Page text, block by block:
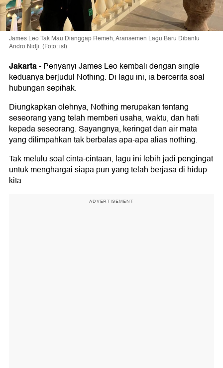
James Leo Tak Mau Dianggap Remeh, Aransemen Lagu Baru Dibantu
Andro Nidji. (Foto: ist)
Jakarta-Penyanyi James Leo kembali dengan single
keduanya berjudul Nothing. Di lagu ini, ia bercerita soal
hubungan sepihak.
Diungkapkan olehnya, Nothing merupakan tentang
seseorang yang telah memberi usaha, waktu, dan hati
kepada seseorang. Sayangnya, keringat dan air mata
yang dilimpahkan tak berbalas apa-apa alias nothing.
Tak melulu soal cinta-cintaan, lagu ini lebih jadi pengingat
untuk menghargai siapa pun yang telah berjasa di hidup
kita.
ADVERTISEMENT